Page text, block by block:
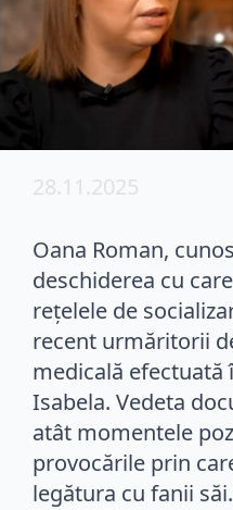
28.11.2025
Oana Roman,
deschiderea cu
rețelele de
recent urmăritorii
medicală efectuată
Isabela. Vedeta
atât momentele
provocările prin
legătura cu fanii săi.